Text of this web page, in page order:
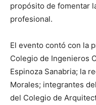
propósito de fomentar
profesional.
El evento contó con la
Colegio de Ingenieros
Espinoza Sanabria; la
Morales; integrantes
del Colegio de